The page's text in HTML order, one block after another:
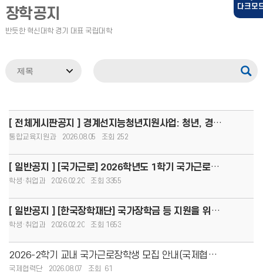
장학공지
[ 전체게시판공지 ] 경계선지능청년지원사업: 청년, 경계를 넘어 커리어 도약!(8.13.(목)까지 모집, 1인당
통합교육지원과 2026.08.05 252
[ 일반공지 ] [국가근로] 2026학년도 1학기 국가근로장학생 사전교육 자료 안내
학생·취업과 2026.02.20 3355
[ 일반공지 ] [한국장학재단] 국가장학금 등 지원을 위한 학자금 지원구간 개편 사전 안내
학생·취업과 2026.02.20 1653
2026-2학기 교내 국가근로장학생 모집 안내(국제협력단)
국제협력단 2026.08.07 61